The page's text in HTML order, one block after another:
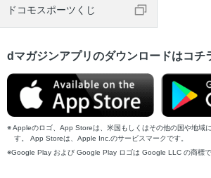
ドコモスポーツくじ
dマガジンアプリのダウンロードはコチ
Appleのロゴ、App Storeは、米国もしくはその他の国や地域
す。 App Storeは、Apple Inc.のサービスマークです。
Google Play および Google Play ロゴは Google LLC の商標で